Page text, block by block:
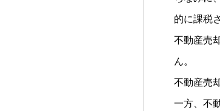
的に課税
不動産売
ん。
不動産売
一方、不